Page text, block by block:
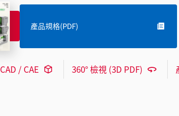
產品規格(PDF)
CAD / CAE 360° 檢視 (3D PDF)